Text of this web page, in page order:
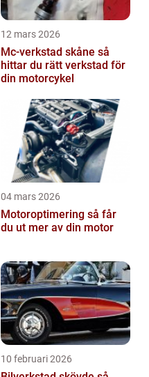
12 mars 2026
Mc-verkstad skåne så
hittar du rätt verkstad för
din motorcykel
04 mars 2026
Motoroptimering så får
du ut mer av din motor
10 februari 2026